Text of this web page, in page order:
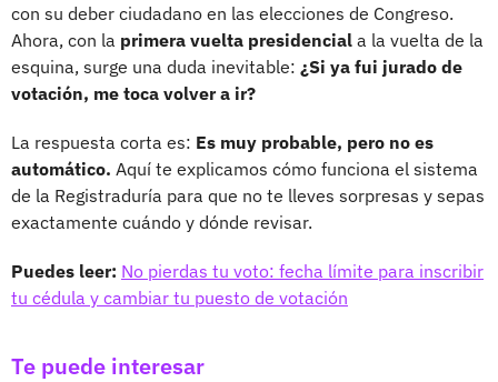
con su deber ciudadano en las elecciones de Congreso.
Ahora, con la primera vuelta presidencial a la vuelta de la
esquina, surge una duda inevitable: ¿Si ya fui jurado de
votación, me toca volver a ir?
La respuesta corta es: Es muy probable, pero no es
automático. Aquí te explicamos cómo funciona el sistema
de la Registraduría para que no te lleves sorpresas y sepas
exactamente cuándo y dónde revisar.
Puedes leer: No pierdas tu voto: fecha límite para inscribir
tu cédula y cambiar tu puesto de votación
Te puede interesar